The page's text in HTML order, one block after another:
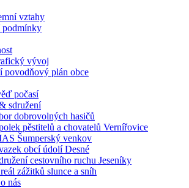
vztahy
podmínky
vývoj
povodňový plán obce
počasí
sdružení
dobrovolných hasičů
pěstitelů a chovatelů Vernířovice
Šumperský venkov
obcí údolí Desné
cestovního ruchu Jeseníky
zážitků slunce a sníh
nás